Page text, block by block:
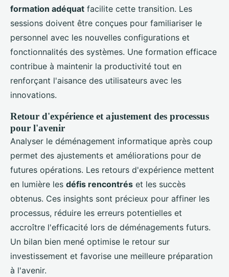
formation adéquat facilite cette transition. Les
sessions doivent être conçues pour familiariser le
personnel avec les nouvelles configurations et
fonctionnalités des systèmes. Une formation efficace
contribue à maintenir la productivité tout en
renforçant l'aisance des utilisateurs avec les
innovations.
Retour d'expérience et ajustement des processus
pour l'avenir
Analyser le déménagement informatique après coup
permet des ajustements et améliorations pour de
futures opérations. Les retours d'expérience mettent
en lumière les défis rencontrés et les succès
obtenus. Ces insights sont précieux pour affiner les
processus, réduire les erreurs potentielles et
accroître l'efficacité lors de déménagements futurs.
Un bilan bien mené optimise le retour sur
investissement et favorise une meilleure préparation
à l'avenir.